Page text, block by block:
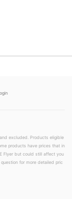
excluded. Products eligible
products have prices that in
Flyer but could still affect you
for more detailed pric